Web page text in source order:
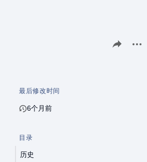
分享此页面
最后修改时间
6个月前
目录
历史